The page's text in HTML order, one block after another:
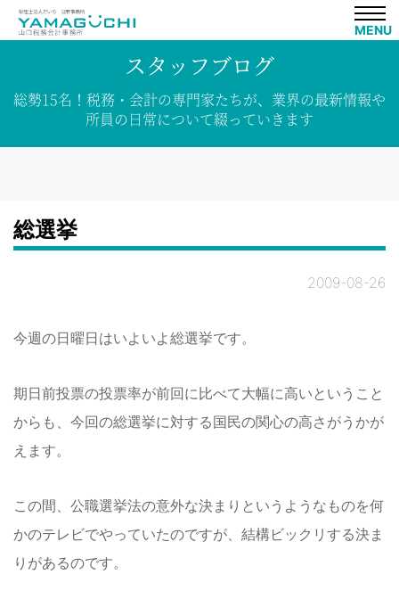
MENU
スタッフブログ
総勢15名！ 税務・会計の専門家たちが、 業界の最新情報や
所員の日常について綴っていきます
総選挙
2009-08-26
今週の日曜日はいよいよ総選挙です。
期日前投票の投票率が前回に比べて大幅に高いということ
からも、今回の総選挙に対する国民の関心の高さがうかが
えます。
この間、公職選挙法の意外な決まりというようなものを何
かのテレビでやっていたのですが、結構ビックリする決ま
りがあるのです。